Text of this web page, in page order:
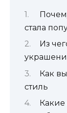
стала
Из
Как
стиль